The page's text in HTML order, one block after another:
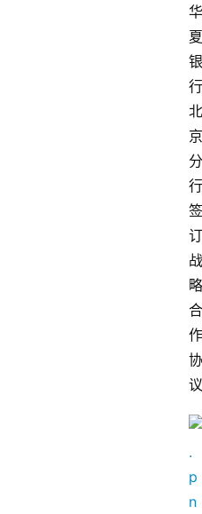
华
夏
银
行
北
京
分
行
签
订
战
略
合
作
协
议